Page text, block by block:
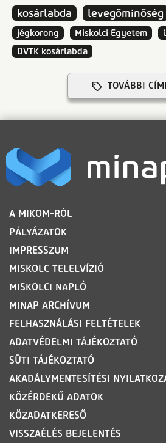
kosárlabda
levegőminőség
jégkorong
Miskolci Egyetem
DVTK kosárlabda
TOVÁBBI
LÁBLÉC
A MIKOM-RÓL
PÁLYÁZATOK
IMPRESSZUM
MISKOLC TELELVÍZIÓ
MISKOLCI NAPLÓ
MINAP ARCHÍVUM
FELHASZNÁLÁSI FELTÉTELEK
ADATVÉDELMI TÁJÉKOZTATÓ
SÜTI TÁJÉKOZTATÓ
AKADÁLYMENTESÍTÉSI
KÖZÉRDEKŰ ADATOK
KÖZADATKERESŐ
VISSZAÉLÉS BEJELENTÉS